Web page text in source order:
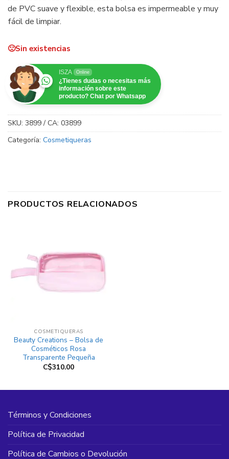
de PVC suave y flexible, esta bolsa es impermeable y muy
fácil de limpiar.
Sin existencias
ISZA Online
¿Tienes dudas o necesitas más
información sobre este
producto? Chat por Whatsapp
SKU: 3899 / CA: 03899
Categoría: Cosmetiqueras
PRODUCTOS RELACIONADOS
COSMETIQUERAS
Beauty Creations – Bolsa de
Cosméticos Rosa
Transparente Pequeña
C$310.00
Términos y Condiciones
Política de Privacidad
Política de Cambios o Devolución